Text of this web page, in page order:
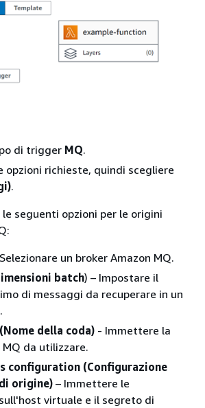
di trigger MQ.
opzioni richieste, quindi scegliere
.
seguenti opzioni per le origini
un broker Amazon MQ.
batch) – Impostare il
di messaggi da recuperare in un
della coda) - Immettere la
MQ da utilizzare.
configuration (Configurazione
origine)– Immettere le
virtuale e il segreto di